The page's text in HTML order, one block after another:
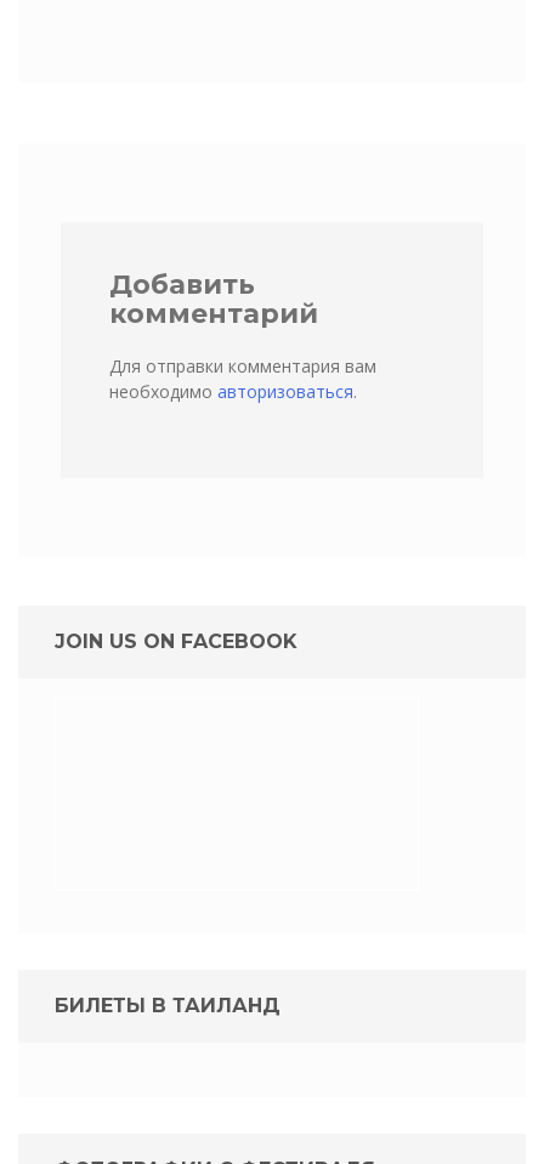
Добавить
комментарий
Для отправки комментария вам
необходимо авторизоваться.
JOIN US ON FACEBOOK
БИЛЕТЫ В ТАИЛАНД